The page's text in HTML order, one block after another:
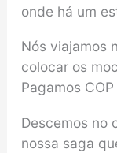
onde há um
Nós viajamos
colocar os
Pagamos
Descemos no
nossa saga